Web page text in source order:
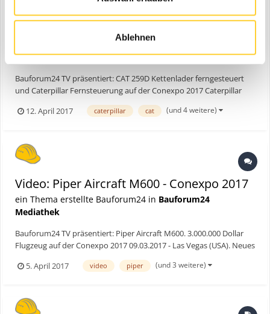
Ablehnen
ein Thema erstellte Bauforum24 in
Mediathek
Bauforum24 TV präsentiert: CAT 259D Kettenlader ferngesteuert
und Caterpillar Fernsteuerung auf der Conexpo 2017 Caterpillar
zeigt auf der Conexpo 2017 ferngesteuerte Baumaschinen. Dabei
gibt es zwei Varianten der Fernsteuerung. Zum einen wird die
12. April 2017 caterpillar cat (und 4 weitere)
Video: Piper Aircraft M600 - Conexpo 2017
ein Thema erstellte Bauforum24 in Bauforum24
Mediathek
Bauforum24 TV präsentiert: Piper Aircraft M600. 3.000.000 Dollar
Flugzeug auf der Conexpo 2017 09.03.2017 - Las Vegas (USA). Neues
Vegas war André sehr angetan von der brandneuen Piper M600.
5. April 2017 video piper (und 3 weitere)